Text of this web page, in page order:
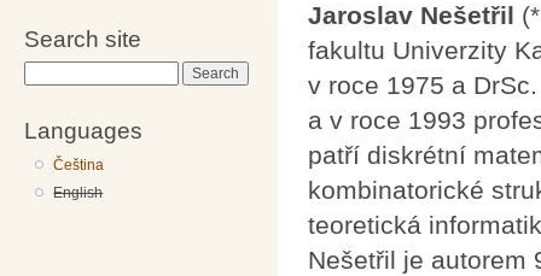
Search site
Languages
Čeština
English
Jaroslav Nešetřil
fakultu Univerzity
v roce 1975 a
a v roce 1993
patří diskrétní
kombinatorické
teoretická
Nešetřil je autorem